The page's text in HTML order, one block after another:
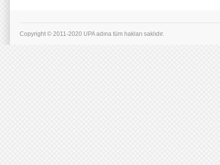
Copyright © 2011-2020 UPA adına tüm hakları saklıdır.